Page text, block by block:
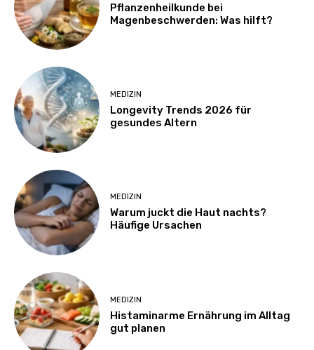
Pflanzenheilkunde bei
Magenbeschwerden: Was hilft?
MEDIZIN
Longevity Trends 2026 für
gesundes Altern
MEDIZIN
Warum juckt die Haut nachts?
Häufige Ursachen
MEDIZIN
Histaminarme Ernährung im Alltag
gut planen